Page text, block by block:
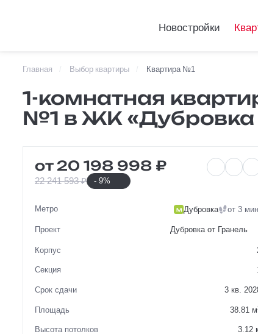
Новостройки
Главная Выбор квартиры Квартира №1
1-
№1 в ЖК
1-комнатная
№1 в ЖК «Дубровка
от 20 198 998 ₽
22 241 593 ₽ - 9%
VKontakte
Метро Дубровка от 3 мин.
Проект Дубровка от Гранель
Корпус
Секция
Срок сдачи 3 кв.
Площадь 38.81 м
Высота потолков 3.12